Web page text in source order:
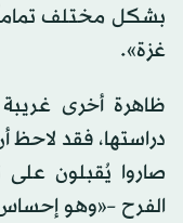
بشكل مختلف تماماً،
غزة».
ظاهرة أخرى
دراستها، فقد لاحظ
صاروا يُقبلون على
الفرح –«وهو